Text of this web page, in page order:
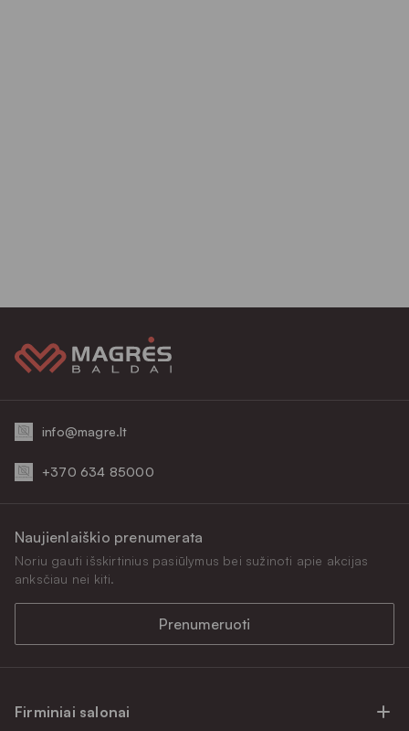
info@magre.lt
+370 634 85000
Firminiai salonai
Naujienlaiškio prenumerata
Noriu gauti išskirtinius pasiūlymus bei sužinoti apie akcijas
anksčiau nei kiti.
Prenumeruoti